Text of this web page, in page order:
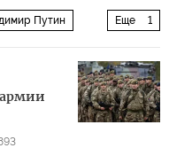
Еще 1
Путин
армии